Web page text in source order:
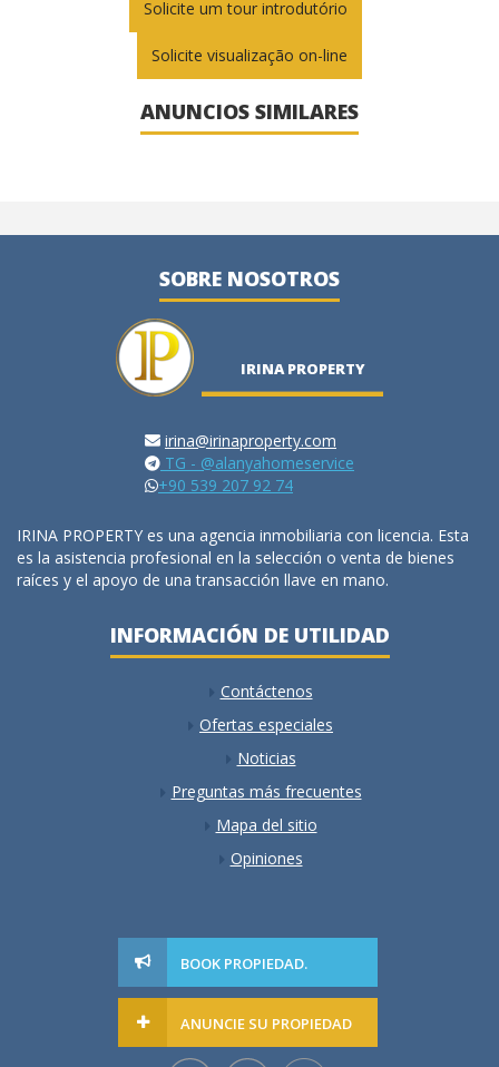
Solicite um tour introdutório
Solicite visualização on-line
ANUNCIOS SIMILARES
SOBRE NOSOTROS
IRINA PROPERTY
irina@irinaproperty.com
TG - @alanyahomeservice
+90 539 207 92 74
IRINA PROPERTY es una agencia inmobiliaria con licencia. Esta
es la asistencia profesional en la selección o venta de bienes
raíces y el apoyo de una transacción llave en mano.
INFORMACIÓN DE UTILIDAD
Contáctenos
Ofertas especiales
Noticias
Preguntas más frecuentes
Mapa del sitio
Opiniones
BOOK PROPIEDAD.
ANUNCIE SU PROPIEDAD